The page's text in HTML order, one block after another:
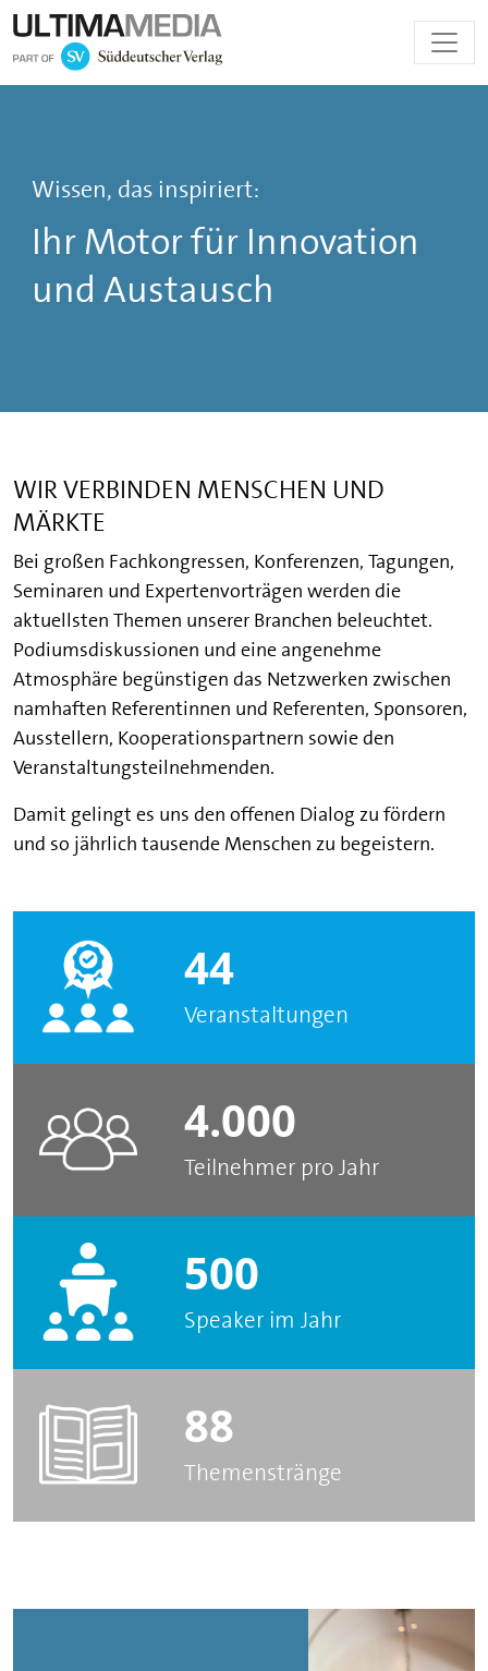
Wissen, das inspiriert:
Ihr Motor für Innovation
und Austausch
WIR VERBINDEN MENSCHEN UND
MÄRKTE
Bei großen Fachkongressen, Konferenzen, Tagungen,
Seminaren und Expertenvorträgen werden die
aktuellsten Themen unserer Branchen beleuchtet.
Podiumsdiskussionen und eine angenehme
Atmosphäre begünstigen das Netzwerken zwischen
namhaften Referentinnen und Referenten, Sponsoren,
Ausstellern, Kooperationspartnern sowie den
Veranstaltungsteilnehmenden.
Damit gelingt es uns den offenen Dialog zu fördern
und so jährlich tausende Menschen zu begeistern.
44
Veranstaltungen
4.000
Teilnehmer pro Jahr
500
Speaker im Jahr
88
Themenstränge